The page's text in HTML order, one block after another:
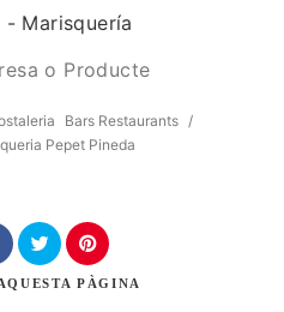
- Marisquería
o Producte
Bars Restaurants /
Pepet Pineda
PÀGINA